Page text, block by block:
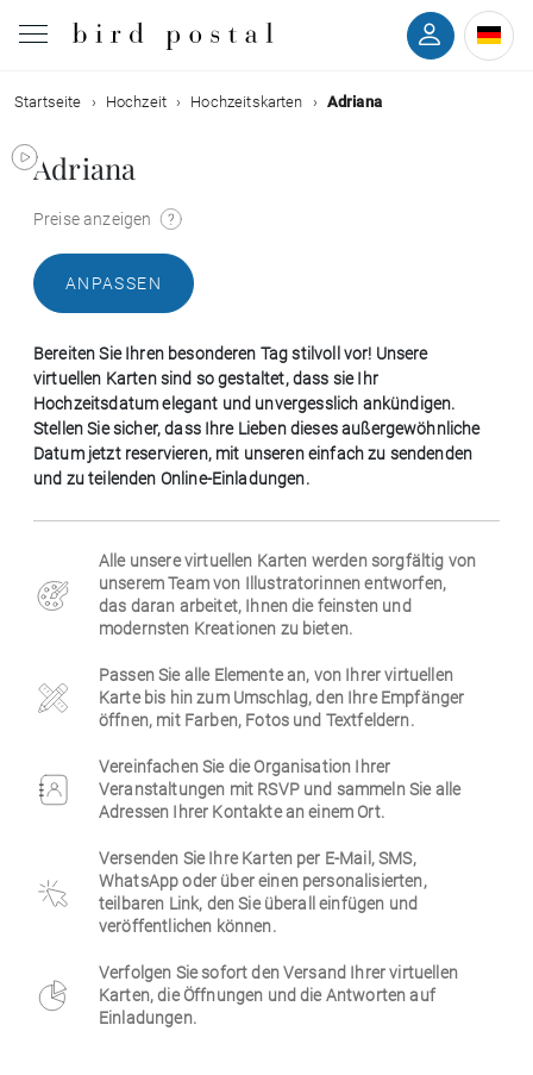
Hochzeit
Geburt
Kommunion
Trauer
Geburtstag
Firmen
Startseite Hochzeit Hochzeitskarten Adriana
Adriana
Preise anzeigen
ANPASSEN
Bereiten Sie Ihren besonderen Tag stilvoll vor! Unsere
virtuellen Karten sind so gestaltet, dass sie Ihr
Hochzeitsdatum elegant und unvergesslich ankündigen.
Stellen Sie sicher, dass Ihre Lieben dieses außergewöhnliche
Datum jetzt reservieren, mit unseren einfach zu sendenden
und zu teilenden Online-Einladungen.
Alle unsere virtuellen Karten werden sorgfältig von
unserem Team von Illustratorinnen entworfen,
das daran arbeitet, Ihnen die feinsten und
modernsten Kreationen zu bieten.
Passen Sie alle Elemente an, von Ihrer virtuellen
Karte bis hin zum Umschlag, den Ihre Empfänger
öffnen, mit Farben, Fotos und Textfeldern.
Vereinfachen Sie die Organisation Ihrer
Veranstaltungen mit RSVP und sammeln Sie alle
Adressen Ihrer Kontakte an einem Ort.
Versenden Sie Ihre Karten per E-Mail, SMS,
WhatsApp oder über einen personalisierten,
teilbaren Link, den Sie überall einfügen und
veröffentlichen können.
Verfolgen Sie sofort den Versand Ihrer virtuellen
Karten, die Öffnungen und die Antworten auf
Einladungen.